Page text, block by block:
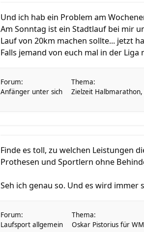
Und ich hab ein Problem am
Am Sonntag ist ein Stadtlauf bei mir
Lauf von 20km machen sollte... jetzt
Falls jemand von euch mal in der Liga
Forum:
Anfänger unter sich
Thema:
Zielzeit
Finde es toll, zu welchen Leistungen
Prothesen und Sportlern ohne
Seh ich genau so. Und es wird immer
Forum:
Laufsport allgemein
Thema:
Oskar Pistorius für